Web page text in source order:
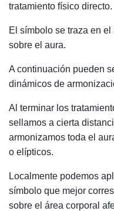
tratamiento físico directo.
El símbolo se traza en
sobre el aura.
A continuación pueden
dinámicos de
Al terminar los
sellamos a cierta
armonizamos toda el
o elípticos.
Localmente podemos
símbolo que mejor
sobre el área corporal